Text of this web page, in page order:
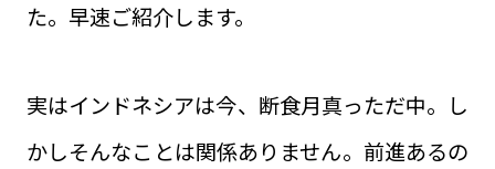
た。早速ご紹介します。
実はインドネシアは今、断食月真っただ中。し
かしそんなことは関係ありません。前進あるの